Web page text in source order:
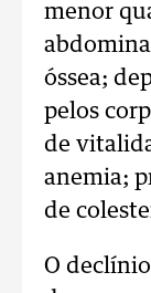
menor
óssea;
pelos
de
anemia;
de
O